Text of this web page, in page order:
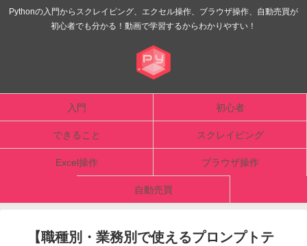
Pythonの入門からスクレイピング、エクセル操作、ブラウザ操作、自動売買が
初心者でも分かる！動画で学習するからわかりやすい！
入門 初心者
できること スクレイピング
Excel操作 ブラウザ操作
自動売買
【職種別・業務別で使えるプロンプトテ